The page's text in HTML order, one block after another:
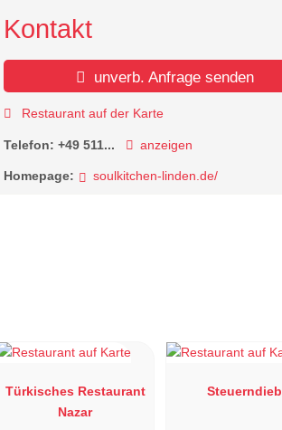
Kontakt
unverb. Anfrage senden
Restaurant auf der Karte
Telefon:+49 511... anzeigen
Homepage: soulkitchen-linden.de/
Türkisches Restaurant
Nazar
Steuerndieb